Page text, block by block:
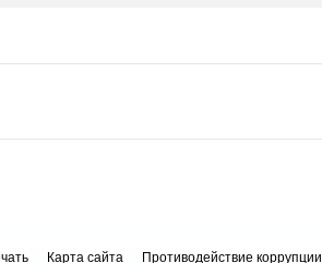
Карта сайта Противодействие коррупции